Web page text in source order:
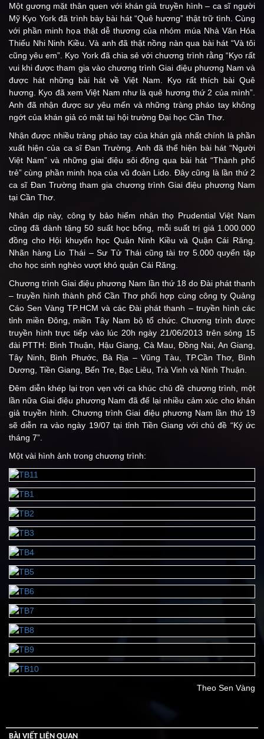
Một gương mặt thân quen với khán giả truyền hình – ca sĩ người
Mỹ Kyo York đã trình bày bài hát “Quê hương” thật trữ tình. Cùng
với phần minh họa thật dễ thương của nhóm múa Nhà Văn Hóa
Thiếu Nhi Ninh Kiều. Và anh đã thật nồng nàn qua bài hát “Và tôi
cũng yêu em”. Kyo York đã chia sẻ với chương trình rằng “Kyo rất
vui khi được tham gia vào chương trình Giai điệu phương Nam và
được hát những bài hát về Việt Nam. Kyo rất thích bài Quê
hương. Kyo đã xem Việt Nam như là quê hương thứ 2 của mình”.
Anh đã nhận được sự yêu mến và những tràng pháo tay không
ngớt của khán giả có mặt tại hội trường Đại học Cần Thơ.
Nhận được nhiều tràng pháo tay của khán giả nhất chính là phần
xuất hiện của ca sĩ Đan Trường. Anh đã thể hiện bài hát “Người
Việt Nam” và những giai điệu sôi động qua bài hát “Thành phố
trẻ” cùng phần minh họa của vũ đoàn Lido. Đây cũng là lần thứ 2
ca sĩ Đan Trường tham gia chương trình Giai điệu phương Nam
tại Cần Thơ.
Nhân dịp này, công ty bảo hiểm nhân thọ Prudential Việt Nam
cũng đã dành tặng 50 suất học bổng, mỗi suất trị giá 1.000.000
đồng cho Hội khuyến học Quận Ninh Kiều và Quận Cái Răng.
Nhãn hàng Lio Thái – Sư Tử Thái cũng tài trợ 5.000 quyển tập
cho học sinh nghèo vượt khó quận Cái Răng.
Chương trình Giai điệu phương Nam lần thứ 18 do Đài phát thanh
– truyền hình thành phố Cần Thơ phối hợp cùng công ty Quảng
Cáo Sen Vàng TP.HCM và các Đài phát thanh – truyền hình các
tỉnh miền Đông, miền Tây Nam bộ tổ chức. Chương trình được
truyền hình trực tiếp vào lúc 20h ngày 21/06/2013 trên sóng 15
đài PTTH: Bình Thuận, Hậu Giang, Cà Mau, Đồng Nai, An Giang,
Tây Ninh, Bình Phước, Bà Rịa – Vũng Tàu, TP.Cần Thơ, Bình
Dương, Tiền Giang, Bến Tre, Bạc Liêu, Trà Vinh và Ninh Thuận.
Đêm diễn khép lại trọn vẹn với ca khúc chủ đề chương trình, một
lần nữa Giai điệu phương Nam đã để lại nhiều cảm xúc cho khán
giả truyền hình. Chương trình Giai điệu phương Nam lần thứ 19
sẽ diễn ra vào ngày 19/07 tại tỉnh Tiền Giang với chủ đề “Ký ức
tháng 7”.
Một vài hình ảnh trong chương trình:
Theo Sen Vàng
BÀI VIẾT LIÊN QUAN